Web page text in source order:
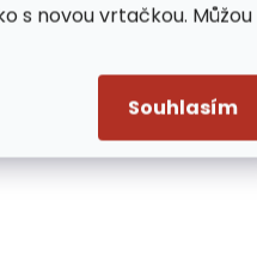
s novou vrtačkou. Můžou
Souhlasím